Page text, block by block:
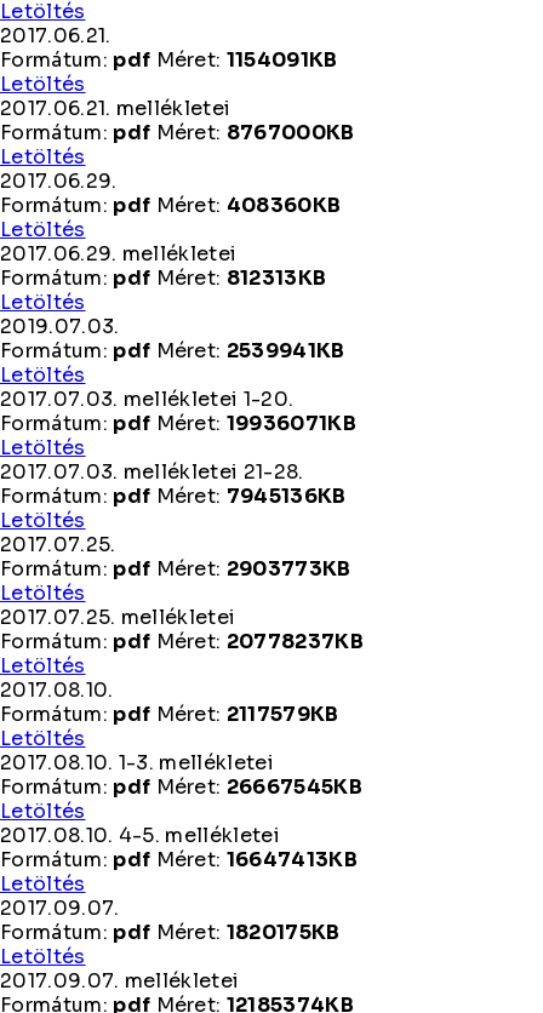
Letöltés
Lakossági
Fórum
2017.06.21.
Formátum: pdf Méret: 1154091KB
Letöltés
2017.06.21. mellékletei
Formátum: pdf Méret: 8767000KB
Letöltés
mellékletei
2017.06.29.
Formátum: pdf Méret: 408360KB
Letöltés
2017.06.29. mellékletei
Formátum: pdf Méret: 812313KB
Letöltés
mellékletei
2019.07.03.
Formátum: pdf Méret: 2539941KB
Letöltés
2017.07.03. mellékletei 1-20.
Formátum: pdf Méret: 19936071KB
Letöltés
mellékletei
1-
2017.07.03. mellékletei 21-28.
Formátum: pdf Méret: 7945136KB
Letöltés
mellékletei
21-
2017.07.25.
Formátum: pdf Méret: 2903773KB
Letöltés
2017.07.25. mellékletei
Formátum: pdf Méret: 20778237KB
Letöltés
mellékletei
2017.08.10.
Formátum: pdf Méret: 2117579KB
Letöltés
2017.08.10. 1-3. mellékletei
Formátum: pdf Méret: 26667545KB
Letöltés
1-
3.
2017.08.10. 4-5. mellékletei
Formátum: pdf Méret: 16647413KB
Letöltés
4-
5.
2017.09.07.
Formátum: pdf Méret: 1820175KB
Letöltés
2017.09.07. mellékletei
Formátum: pdf Méret: 12185374KB